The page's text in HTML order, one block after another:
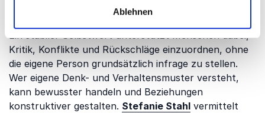
Ablehnen
Widerstandskraft
Ein stabiler Selbstwert unterstützt Menschen dabei,
Kritik, Konflikte und Rückschläge einzuordnen, ohne
die eigene Person grundsätzlich infrage zu stellen.
Wer eigene Denk- und Verhaltensmuster versteht,
kann bewusster handeln und Beziehungen
konstruktiver gestalten. Stefanie Stahl vermittelt